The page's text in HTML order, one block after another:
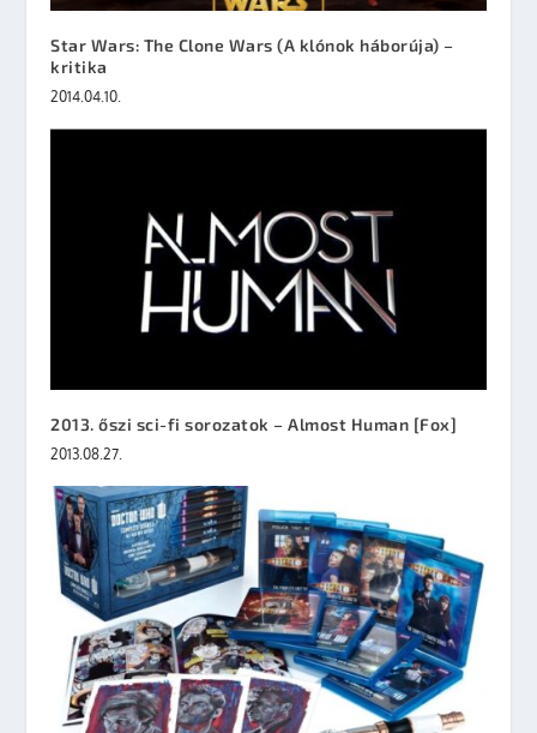
Star Wars: The Clone Wars (A klónok háborúja) –
kritika
2014.04.10.
2013. őszi sci-fi sorozatok – Almost Human [Fox]
2013.08.27.